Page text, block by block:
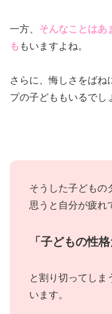
一方、 そんなことはあ
も もいますよね。
さらに、悔しさをばね
プの子どももいるでし
そうした子どもの
思うと自分が疲れ
「子どもの性
と割り切ってしま
います。